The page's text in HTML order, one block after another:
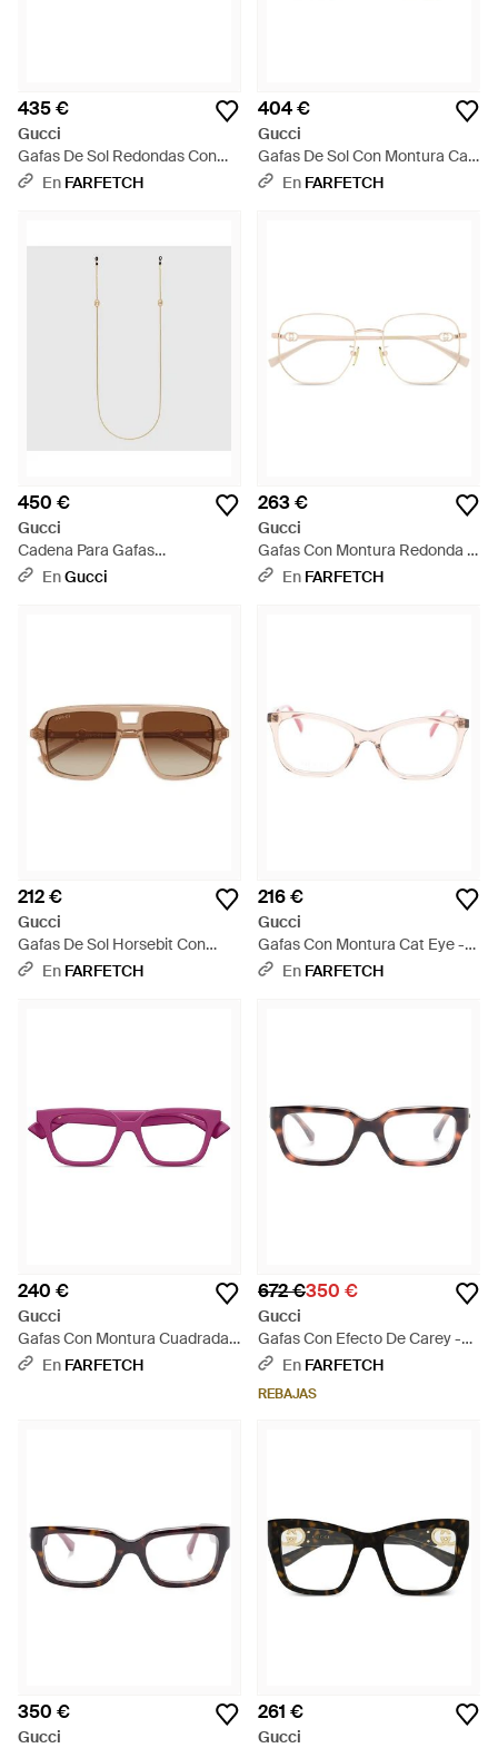
435 €
Gucci
Gafas De Sol Redondas Con
Logo - Negro
En FARFETCH
404 €
Gucci
Gafas De Sol Con Montura Cat
Eye - Marrón
En FARFETCH
450 €
Gucci
Cadena Para Gafas
Interlocking - Blanco
EnGucci
263 €
Gucci
Gafas Con Montura Redonda -
Blanco
En FARFETCH
212 €
Gucci
Gafas De Sol Horsebit Con
Montura Piloto - Marrón
En FARFETCH
216 €
Gucci
Gafas Con Montura Cat Eye -
Neutro
En FARFETCH
240 €
Gucci
Gafas Con Montura Cuadrada -
RosaEn FARFETCH
672 €350 €
Gucci
Gafas Con Efecto De Carey -
Marrón
En FARFETCH
REBAJAS
350 €
Gucci
261 €
Gucci